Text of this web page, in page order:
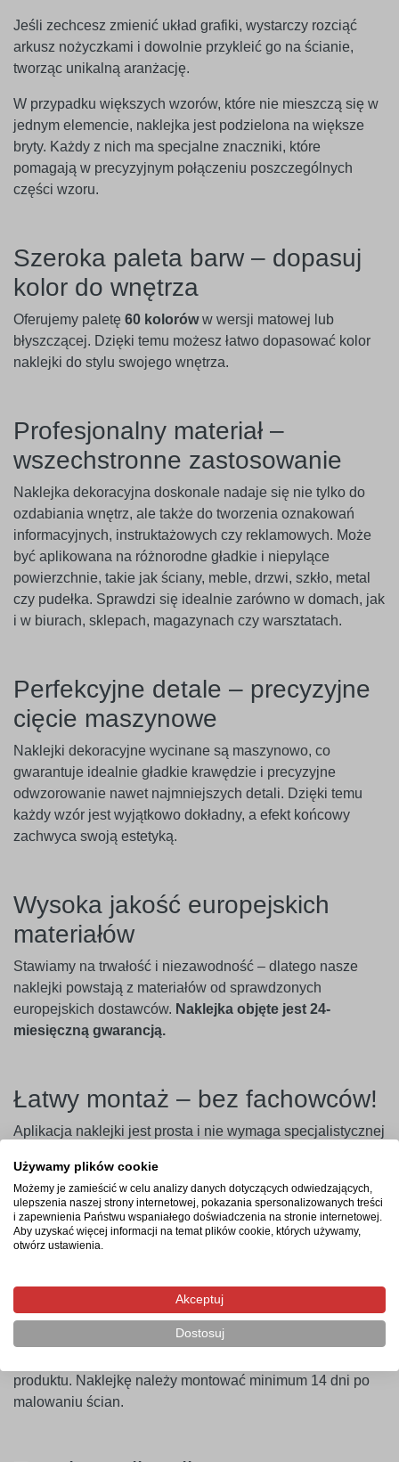
Jeśli zechcesz zmienić układ grafiki, wystarczy rozciąć
arkusz nożyczkami i dowolnie przykleić go na ścianie,
tworząc unikalną aranżację.
W przypadku większych wzorów, które nie mieszczą się w
jednym elemencie, naklejka jest podzielona na większe
bryty. Każdy z nich ma specjalne znaczniki, które
pomagają w precyzyjnym połączeniu poszczególnych
części wzoru.
Szeroka paleta barw – dopasuj
kolor do wnętrza
Oferujemy paletę 60 koloróww wersji matowej lub
błyszczącej. Dzięki temu możesz łatwo dopasować kolor
naklejki do stylu swojego wnętrza.
Profesjonalny materiał –
wszechstronne zastosowanie
Naklejka dekoracyjna doskonale nadaje się nie tylko do
ozdabiania wnętrz, ale także do tworzenia oznakowań
informacyjnych, instruktażowych czy reklamowych. Może
być aplikowana na różnorodne gładkie i niepylące
powierzchnie, takie jak ściany, meble, drzwi, szkło, metal
czy pudełka. Sprawdzi się idealnie zarówno w domach, jak
i w biurach, sklepach, magazynach czy warsztatach.
Perfekcyjne detale – precyzyjne
cięcie maszynowe
Naklejki dekoracyjne wycinane są maszynowo, co
gwarantuje idealnie gładkie krawędzie i precyzyjne
odwzorowanie nawet najmniejszych detali. Dzięki temu
każdy wzór jest wyjątkowo dokładny, a efekt końcowy
zachwyca swoją estetyką.
Wysoka jakość europejskich
materiałów
Stawiamy na trwałość i niezawodność – dlatego nasze
naklejki powstają z materiałów od sprawdzonych
europejskich dostawców. Naklejka objęte jest 24-
miesięczną gwarancją.
Łatwy montaż – bez fachowców!
Aplikacja naklejki jest prosta i nie wymaga specjalistycznej
naklejkę na wybraną powierzchnię, a następnie zdjąć folię
transportową – i gotowe. Aby uzyskać najlepszy efekt,
zaleca się użycie naklejki w ciągu 14 dni od zakupu.
Ważne! Naklejki najlepiej przylegają do gładkich i
farbami o wysokiej zawartości lateksu (np. ceramicznymi,
plamoodpornymi) zalecamy wcześniejsze
przeprowadzenie próby przyczepności. Producent nie
produktu. Naklejkę należy montować minimum 14 dni po
malowaniu ścian.
Używamy plików cookie
Możemy je zamieścić w celu analizy danych dotyczących odwiedzających,
ulepszenia naszej strony internetowej, pokazania spersonalizowanych treści
i zapewnienia Państwu wspaniałego doświadczenia na stronie internetowej.
Aby uzyskać więcej informacji na temat plików cookie, których używamy,
otwórz ustawienia.
Akceptuj
Dostosuj